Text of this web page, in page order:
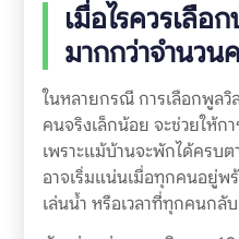
เมื่อไรควรเลือ
มากกว่าจำนวน
ในหลายกรณี การเลือกพูลวิ
คนจริงเล็กน้อย จะช่วยให้
เพราะแม้บ้านจะพักได้ครบ
อาจเริ่มแน่นเมื่อทุกคนอยู่พ
เล่นน้ำ หรือเวลาที่ทุกคนกลั